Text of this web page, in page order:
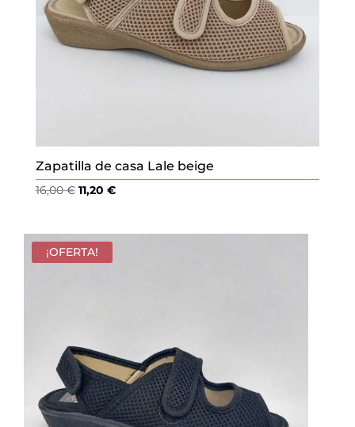
Zapatilla de casa Lale beige
16,00€ El
original
era:
11,20 €El
actual
¡OFERTA!